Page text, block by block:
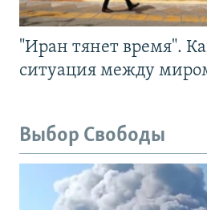
"Иран тянет время".
ситуация между
Выбор Свободы